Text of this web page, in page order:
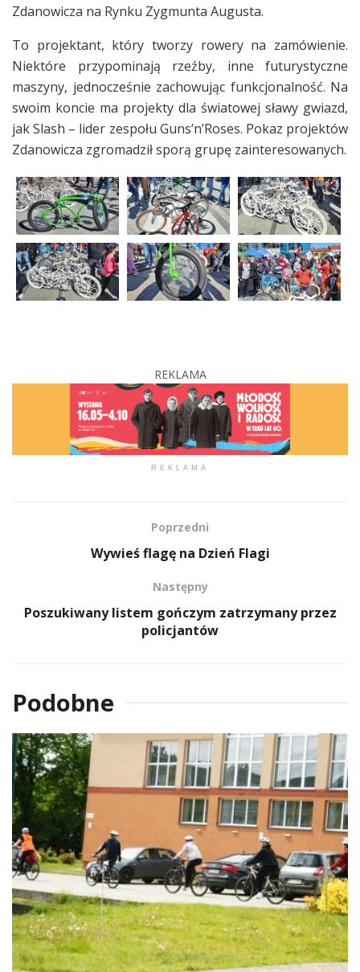
Zdanowicza na Rynku Zygmunta Augusta.
To projektant, który tworzy rowery na zamówienie.
Niektóre przypominają rzeźby, inne futurystyczne
maszyny, jednocześnie zachowując funkcjonalność. Na
swoim koncie ma projekty dla światowej sławy gwiazd,
jak Slash – lider zespołu Guns’n’Roses. Pokaz projektów
Zdanowicza zgromadził sporą grupę zainteresowanych.
REKLAMA
REKLAMA
Poprzedni
Wywieś flagę na Dzień Flagi
Następny
Poszukiwany listem gończym zatrzymany przez
policjantów
Podobne